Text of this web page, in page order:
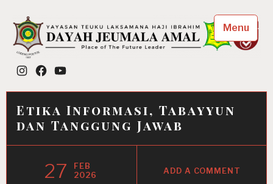
content
Dayah Jeumala Amal
Place of The Future Leader
Instagram
FacebookYouTube
Menu
Etika Informasi, Tabayyun
dan Tanggung Jawab
27
FEB
2026
ADD A COMMENT